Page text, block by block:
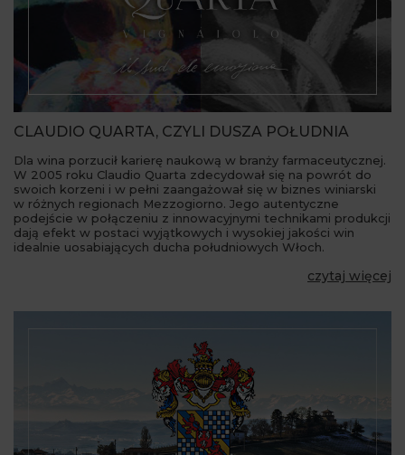
CLAUDIO QUARTA, CZYLI DUSZA POŁUDNIA
Dla wina porzucił karierę naukową w branży farmaceutycznej.
W 2005 roku Claudio Quarta zdecydował się na powrót do
swoich korzeni i w pełni zaangażował się w biznes winiarski
w różnych regionach Mezzogiorno. Jego autentyczne
podejście w połączeniu z innowacyjnymi technikami produkcji
dają efekt w postaci wyjątkowych i wysokiej jakości win
idealnie uosabiających ducha południowych Włoch.
czytaj więcej